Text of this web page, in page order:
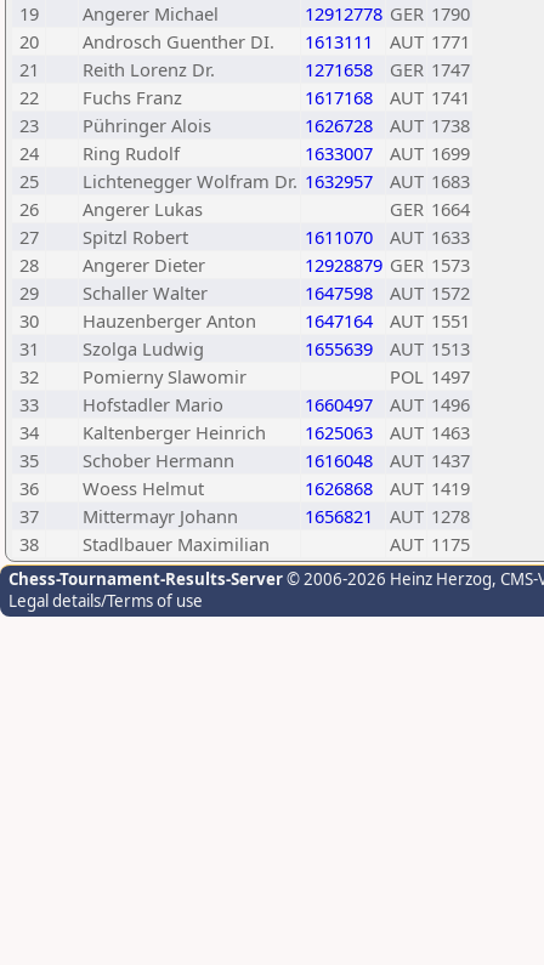
19
Angerer Michael 12912778 GER 1790
20
Androsch Guenther DI. 1613111 AUT 1771
21
Reith Lorenz Dr. 1271658 GER 1747
22
Fuchs Franz 1617168 AUT 1741
23
Pühringer Alois 1626728 AUT 1738
24
Ring Rudolf 1633007 AUT 1699
25
Lichtenegger Wolfram Dr. 1632957 AUT 1683
26
Angerer Lukas GER 1664
27
Spitzl Robert 1611070 AUT 1633
28
Angerer Dieter 12928879 GER 1573
29
Schaller Walter 1647598 AUT 1572
30
Hauzenberger Anton 1647164 AUT 1551
31
Szolga Ludwig 1655639 AUT 1513
32
Pomierny Slawomir POL 1497
33
Hofstadler Mario 1660497 AUT 1496
34
Kaltenberger Heinrich 1625063 AUT 1463
35
Schober Hermann 1616048 AUT 1437
36
Woess Helmut 1626868 AUT 1419
37
Mittermayr Johann 1656821 AUT 1278
38
Stadlbauer Maximilian AUT 1175
Chess-Tournament-Results-Server© 2006-2026 Heinz Herzog,
Legal details/Terms of use